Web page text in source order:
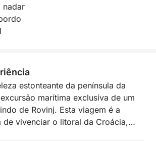
nadar
estonteante da península da
marítima exclusiva de um
de Rovinj. Esta viagem é a
de vivenciar o litoral da Croácia,
vilarejos tradicionais e baías